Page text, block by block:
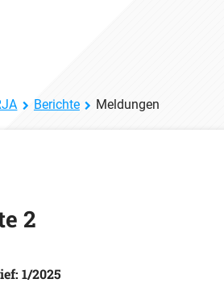
Berichte Meldungen
2
1/2025